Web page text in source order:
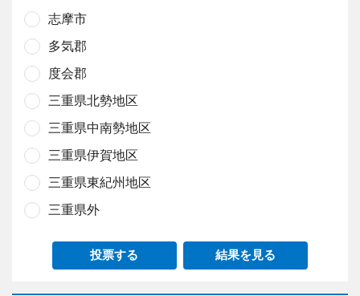
志摩市
多気郡
度会郡
三重県北勢地区
三重県中南勢地区
三重県伊賀地区
三重県東紀州地区
三重県外
投票する 結果を見る